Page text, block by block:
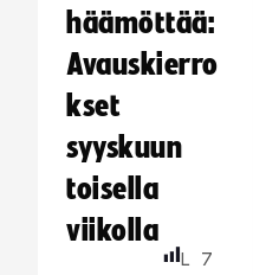
häämöttää:
Avauskierro
kset
syyskuun
toisella
viikolla
L 7